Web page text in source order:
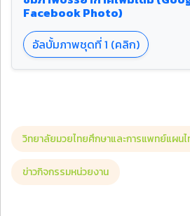
Facebook Photo)
อัลบั้มภาพชุดที่ 1 (คลิก)
วิทยาลัยมวยไทยศึกษาและการแพทย์แผนไ
ข่าวกิจกรรมหน่วยงาน